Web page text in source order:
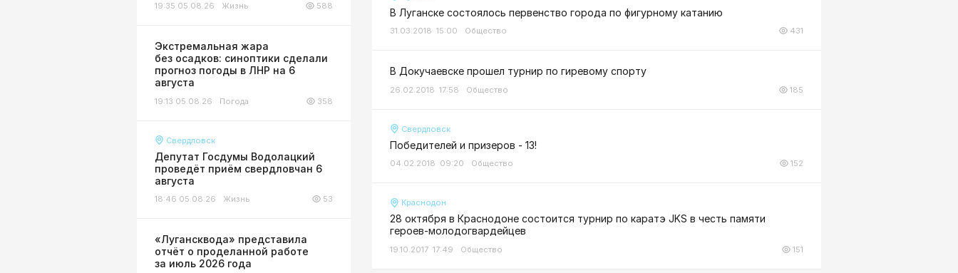
19:35 05.08.26 Жизнь 588
Экстремальная жара
без осадков: синоптики сделали
прогноз погоды в ЛНР на 6
августа
19:13 05.08.26 Погода 358
Свердловск
Депутат Госдумы Водолацкий
проведёт приём свердловчан 6
августа
18:46 05.08.26 Жизнь 53
«Лугансквода» представила
отчёт о проделанной работе
за июль 2026 года
В Луганске состоялось первенство города по фигурному катанию
31.03.2018 15:00 Общество 431
В Докучаевске прошел турнир по гиревому спорту
26.02.2018 17:58 Общество 185
Свердловск
Победителей и призеров - 13!
04.02.2018 09:20 Общество 152
Краснодон
28 октября в Краснодоне состоится турнир по каратэ JKS в честь памяти
героев-молодогвардейцев
19.10.2017 17:49 Общество 151